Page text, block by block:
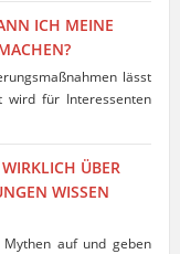
ICH MEINE
lässt
wird für Interessenten
ÜBER
WISSEN
auf und geben